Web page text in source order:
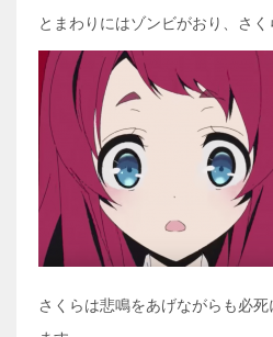
とまわりにはゾンビがおり、さく
さくらは悲鳴をあげながらも必